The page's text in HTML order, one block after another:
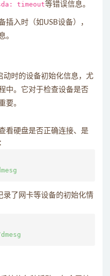
timeout等错误信息。
插入时（如USB设备），
。
动时的设备初始化信息，尤
中。它对于检查设备是否
要。
看硬盘是否正确连接、是
录了网卡等设备的初始化情